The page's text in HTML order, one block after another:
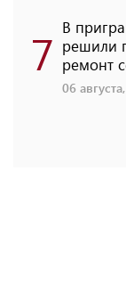
7 В
решили
ремонт
06